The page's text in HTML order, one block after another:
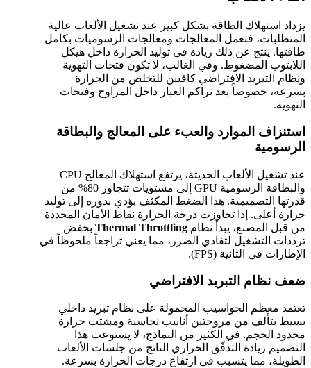
يزداد استهلاك الطاقة بشكل كبير عند تشغيل الألعاب عالية
المتطلبات، فتعمل المعالجات ومعالجات الرسوميات بكامل
طاقتها. ينتج عن ذلك زيادة في توليد الحرارة داخل هيكل
اللابتوب المضغوط. وفي الغالب، لا تكون فتحات التهوية
ونظام التبريد الافتراضي كافيين للتخلص من الحرارة
بسرعة، خصوصاً بعد تراكم الغبار داخل المراوح وفتحات
التهوية.
استنزاف الموارد والعبء على المعالج والبطاقة
الرسومية
عند تشغيل الألعاب الحديثة، يرتفع استهلاك المعالج CPU
والبطاقة الرسومية GPU إلى مستويات تتجاوز 80% من
قدرتها التصميمية. هذا الضغط المكثف يؤدي بدوره إلى توليد
حرارة أعلى. إذا تجاوزت درجة الحرارة نقاط الأمان المحددة
من قبل المصنع، يبدأ نظام Thermal Throttling بخفض
ترددات التشغيل لتفادي الضرر، مما يعني تراجعاً ملحوظاً في
الإطارات في الثانية (FPS).
ضعف نظام التبريد الافتراضي
تعتمد معظم الحواسيب المحمولة على نظام تبريد داخلي
بسيط يتألف من مروحتين أنابيب نحاسية ومشتت حرارة
محدود الحجم. في الكثير من النماذج، لا يستوعب هذا
التصميم زيادة التدفّق الحراري الناتج من جلسات الألعاب
الطويلة، مما يتسبب في ارتفاع درجات الحرارة بسرعة.